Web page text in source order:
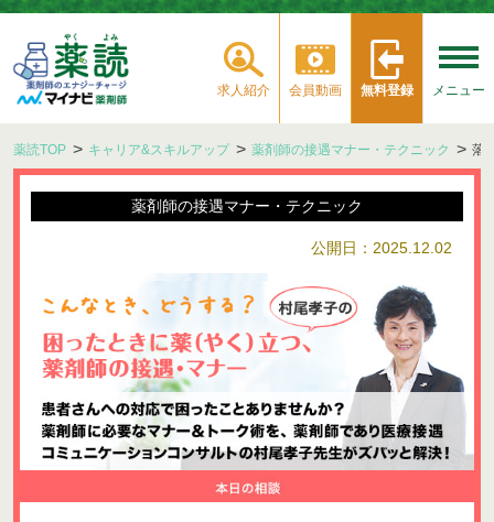
求人紹介 会員動画 無料登録 メニュー
薬読TOP キャリア&スキルアップ 薬剤師の接遇マナー・テクニック 落
薬剤師の接遇マナー・テクニック
公開日：2025.12.02